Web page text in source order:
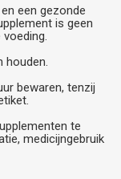
een gezonde
is geen
voeding.
houden.
bewaren, tenzij
te
medicijngebruik